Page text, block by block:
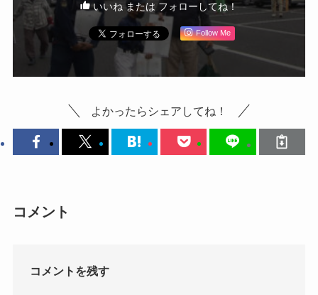
いいね または フォローしてね！
Follow Me
よかったらシェアしてね！
コメント
コメントを残す